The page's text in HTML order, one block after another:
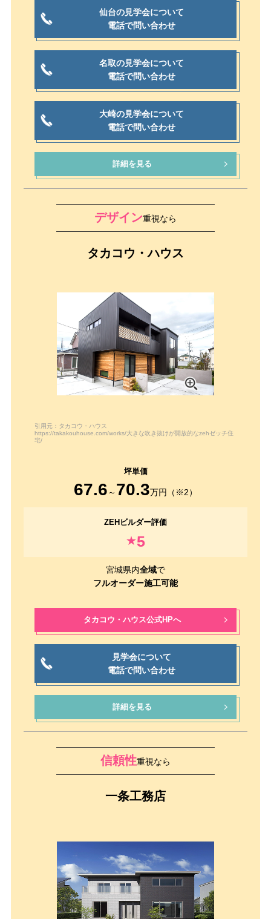
仙台の見学会について
電話で問い合わせ
名取の見学会について
電話で問い合わせ
大崎の見学会について
電話で問い合わせ
詳細を見る
デザイン重視なら
タカコウ・ハウス
引用元：タカコウ・ハウス
https://takakouhouse.com/works/大きな吹き抜けが開放的なzehゼッチ住
宅/
67.6 ～ 70.3万円（※2）
★5
宮城県内全域で
フルオーダー施工可能
タカコウ・ハウス公式HPへ
見学会について
電話で問い合わせ
詳細を見る
信頼性重視なら
一条工務店